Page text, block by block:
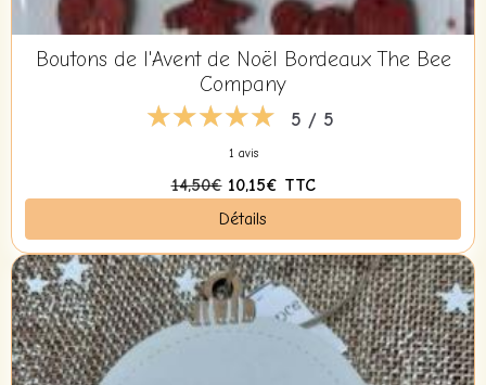
Boutons de l'Avent de Noël Bordeaux The Bee
Company
5 / 5
1 avis
14,50€ 10,15€ TTC
Détails